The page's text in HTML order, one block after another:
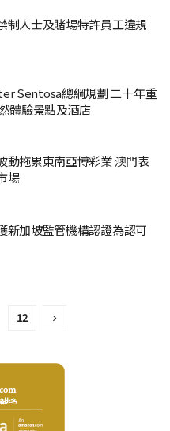
制人士及賭場特許員工違規
Sentosa總綱規劃 二十年重
體驗景點及酒店
動拖累東南亞博彩業 澳門表
場
新加坡監管機構認證為認可
12